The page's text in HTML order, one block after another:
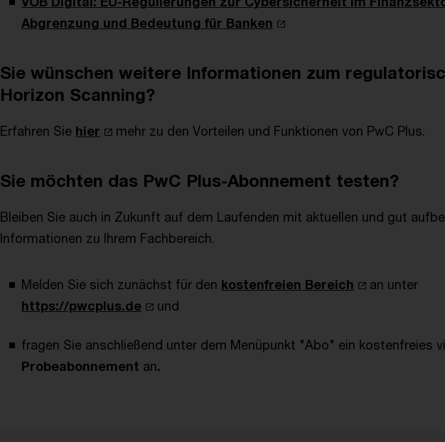
Abgrenzung und Bedeutung für Banken
Sie wünschen weitere Informationen zum
Horizon Scanning?
Erfahren Sie hier mehr zu den Vorteilen und Funktionen von PwC Plus.
Sie möchten das PwC Plus-Abonnement testen?
Bleiben Sie auch in Zukunft auf dem Laufenden mit aktuellen und gut
Informationen zu Ihrem Fachbereich.
Melden Sie sich zunächst für den kostenfreien Bereich
an unter
https://pwcplus.de
und
fragen Sie anschließend unter dem Menüpunkt "Abo" ein kostenfreies
Probeabonnement an.